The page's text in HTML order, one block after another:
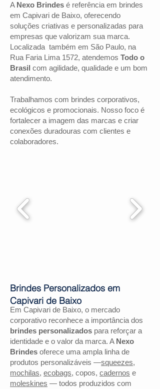
A Nexo Brindes é referência em brindes
em Capivari de Baixo, oferecendo
soluções criativas e personalizadas para
empresas que valorizam sua marca.
Localizada também em São Paulo, na
Rua Faria Lima 1572, atendemos Todo o
Brasil com agilidade, qualidade e um bom
atendimento.
Trabalhamos com brindes corporativos,
ecológicos e promocionais. Nosso foco é
fortalecer a imagem das marcas e criar
conexões duradouras com clientes e
colaboradores.
Em Capivari de Baixo, o mercado
corporativo reconhece a importância dos
brindes personalizados para reforçar a
identidade e o valor da marca. A Nexo
Brindes oferece uma ampla linha de
produtos personalizáveis —squeezes,
mochilas, ecobags, copos, cadernos e
moleskines — todos produzidos com
Brindes Personalizados em
Capivari de Baixo